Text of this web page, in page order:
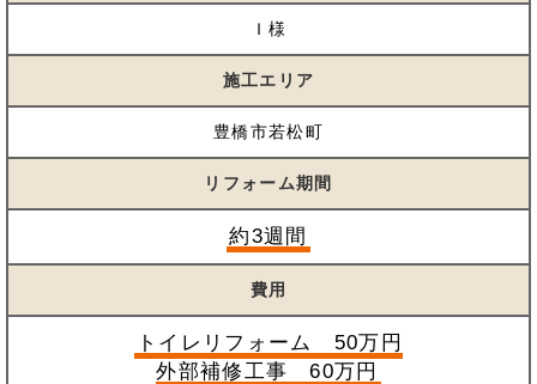
Ｉ様
施工エリア
豊橋市若松町
リフォーム期間
約3週間
費用
トイレリフォーム 50万円
外部補修工事 60万円